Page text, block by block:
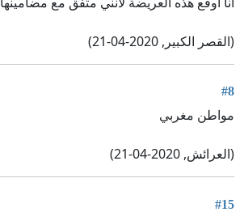
(القصر الكبير, 2020-04-21)
#8
مواطن مغربي
(العرائش, 2020-04-21)
#15